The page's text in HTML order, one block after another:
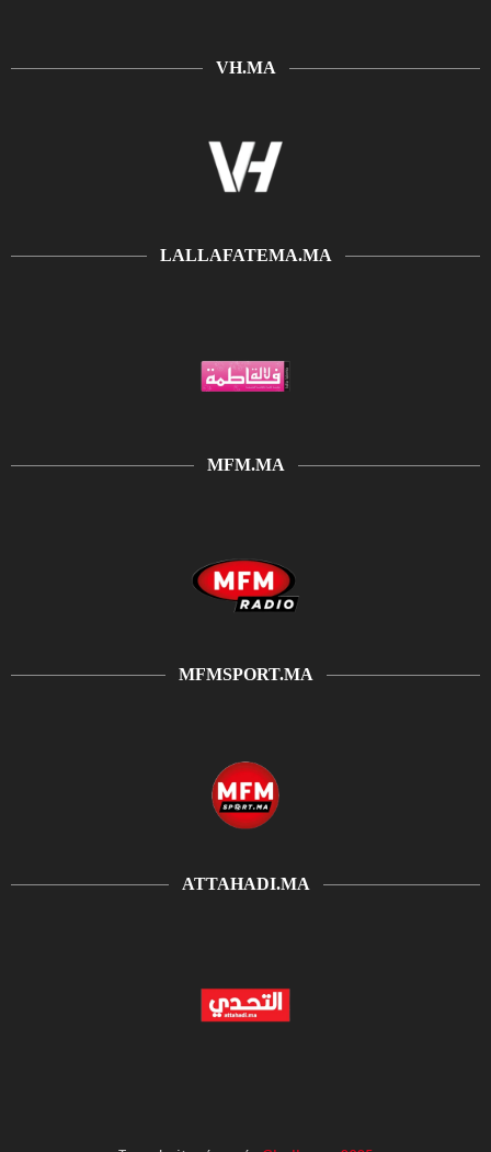
VH.MA
LALLAFATEMA.MA
MFM.MA
MFMSPORT.MA
ATTAHADI.MA